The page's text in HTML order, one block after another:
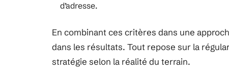
d’adresse.
En combinant ces critères dans une
dans les résultats. Tout repose sur la
stratégie selon la réalité du terrain.